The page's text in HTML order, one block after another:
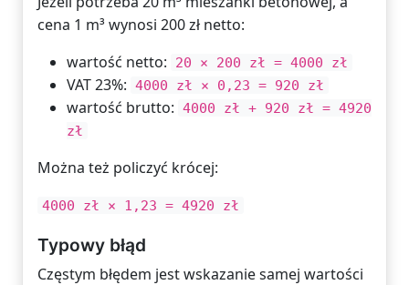
cena 1 m³ wynosi 200 zł netto:
wartość netto:
20 × 200 zł = 4000 zł
VAT 23%: 4000 zł × 0,23 = 920 zł
wartość brutto: 4000 zł + 920 zł = 4920
zł
Można też policzyć krócej:
4000 zł × 1,23 = 4920 zł
Typowy błąd
Częstym błędem jest wskazanie samej wartości